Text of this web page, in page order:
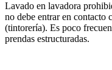
Lavado en lavadora
no debe entrar en contacto
(tintorería). Es poco
prendas estructuradas.